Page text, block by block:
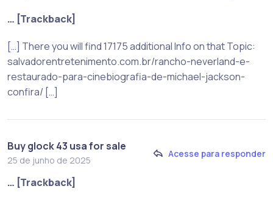
… [Trackback]
[…] There you will find 17175 additional Info on that Topic:
salvadorentretenimento.com.br/rancho-neverland-e-
restaurado-para-cinebiografia-de-michael-jackson-
confira/ […]
Buy glock 43 usa for sale
25 de junho de 2025
Acesse para responder
… [Trackback]